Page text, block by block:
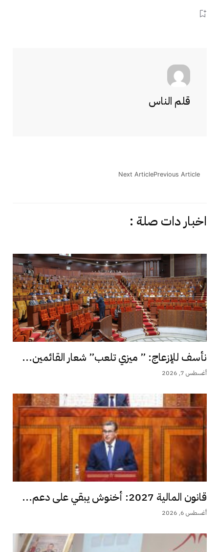
قلم الناس
Previous Article
Next Article
اخبار دات صلة :
نأسف للإزعاج: ” ميزي تلعب” شعار القائمين...
أغسطس 7, 2026
قانون المالية 2027: أخنوش يبقي على دعم...
أغسطس 6, 2026